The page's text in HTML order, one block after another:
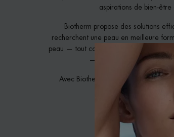
aspirations de bien-être
Biotherm propose des solutions
recherchent une peau en meilleure
peau — tout comme l'entraînement
— nos produits améliorent
Avec Biotherm, « You Work Out, We
entrainons
Charles
Président